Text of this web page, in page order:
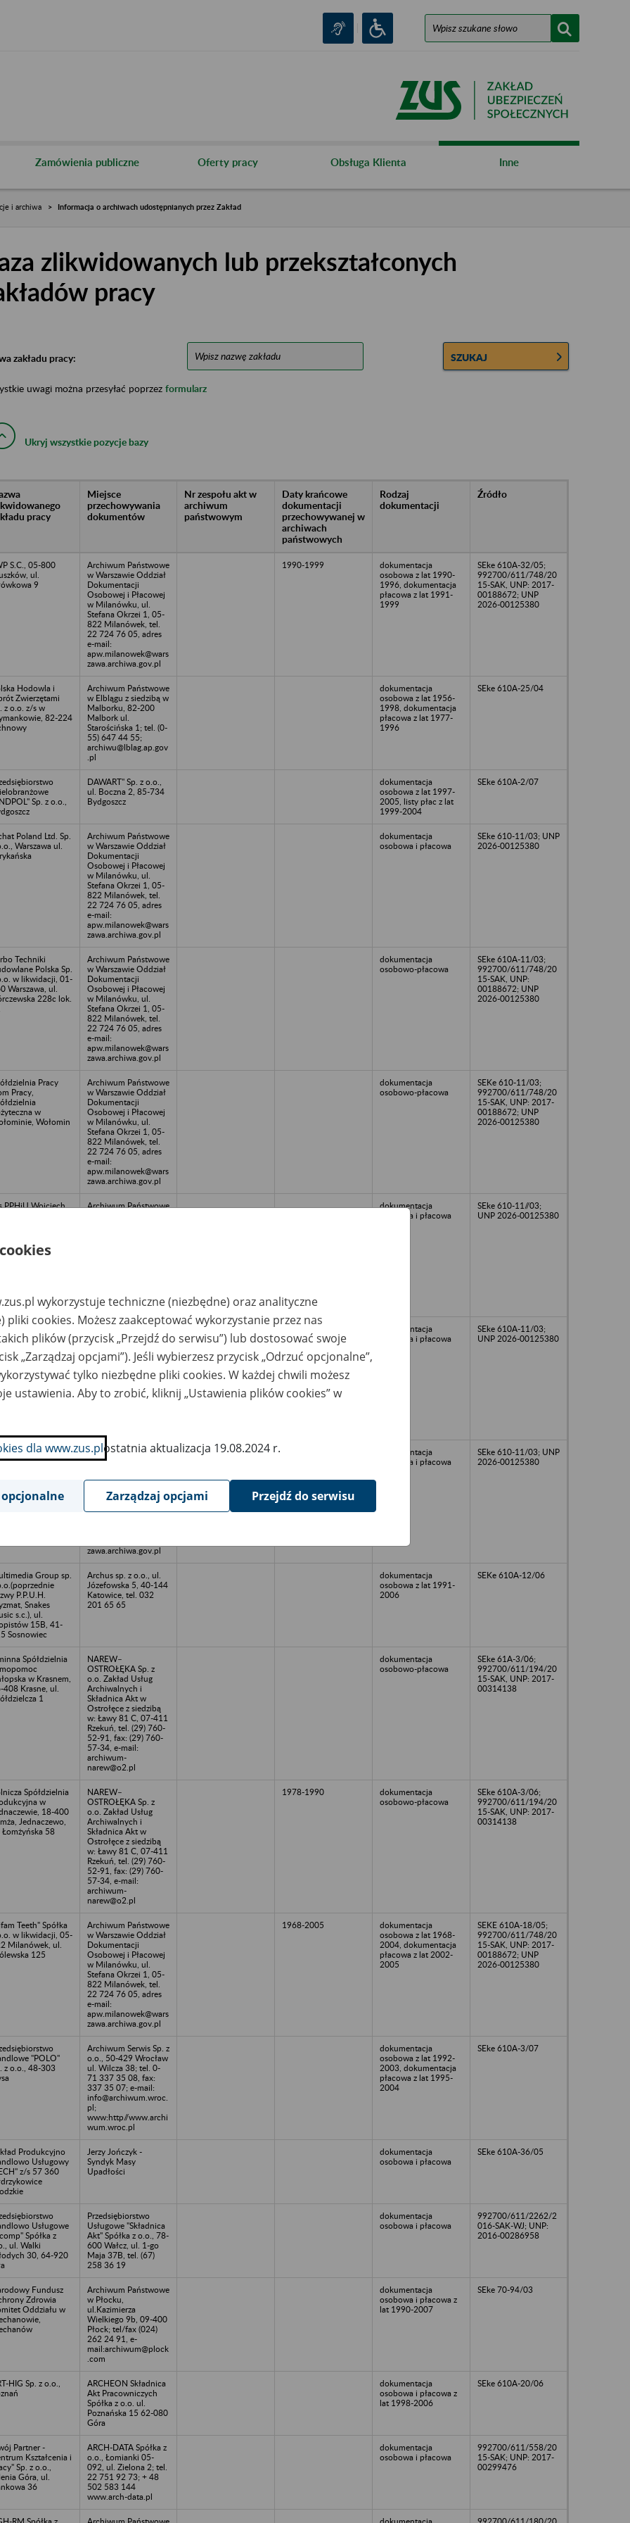
Zamówienia publiczne Oferty pracy Obsługa Klienta Inne
i archiwa Informacja o archiwach udostępnianych przez Zakład
zlikwidowanych lub przekształconych
pracy
zakładu pracy: SZUKAJ
uwagi można przesyłać poprzez formularz
Ukryj wszystkie pozycje bazy
pracy
Miejsce
przechowywania
dokumentów
Nr zespołu akt w
archiwum
państwowym
Daty krańcowe
dokumentacji
przechowywanej w
archiwach
państwowych
Rodzaj
dokumentacji
Źródło
S.C., 05-800
ul.
9
Archiwum Państwowe
w Warszawie Oddział
Dokumentacji
Osobowej i Płacowej
w Milanówku, ul.
Stefana Okrzei 1, 05-
822 Milanówek, tel.
22 724 76 05, adres
e-mail:
apw.milanowek@wars
zawa.archiwa.gov.pl
1990-1999
dokumentacja
osobowa z lat 1990-
1996, dokumentacja
płacowa z lat 1991-
1999
SEke 610A-32/05;
992700/611/748/20
15-SAK, UNP: 2017-
00188672; UNP
2026-00125380
Hodowla i
Zwierzętami
z o.o. z/s w
82-224
Archiwum Państwowe
w Elblągu z siedzibą w
Malborku, 82-200
Malbork ul.
Starościńska 1; tel. (0-
55) 647 44 55;
archiwu@lblag.ap.gov
.pl
dokumentacja
osobowa z lat 1956-
1998, dokumentacja
płacowa z lat 1977-
1996
SEke 610A-25/04
Sp. z o.o.,
DAWART" Sp. z o.o.,
ul. Boczna 2, 85-734
Bydgoszcz
dokumentacja
osobowa z lat 1997-
2005, listy płac z lat
1999-2004
SEke 610A-2/07
Poland Ltd. Sp.
Warszawa ul.
Archiwum Państwowe
w Warszawie Oddział
Dokumentacji
Osobowej i Płacowej
w Milanówku, ul.
Stefana Okrzei 1, 05-
822 Milanówek, tel.
22 724 76 05, adres
e-mail:
apw.milanowek@wars
zawa.archiwa.gov.pl
dokumentacja
osobowa i płacowa
SEke 610-11/03; UNP
2026-00125380
Techniki
Polska Sp.
w likwidacji, 01-
Warszawa, ul.
228c lok.
Archiwum Państwowe
w Warszawie Oddział
Dokumentacji
Osobowej i Płacowej
w Milanówku, ul.
Stefana Okrzei 1, 05-
822 Milanówek, tel.
22 724 76 05, adres
e-mail:
apw.milanowek@wars
zawa.archiwa.gov.pl
dokumentacja
osobowo-płacowa
SEke 610A-11/03;
992700/611/748/20
15-SAK, UNP:
00188672; UNP
2026-00125380
Pracy
Pracy,
w
Wołomin
Archiwum Państwowe
w Warszawie Oddział
Dokumentacji
Osobowej i Płacowej
w Milanówku, ul.
Stefana Okrzei 1, 05-
822 Milanówek, tel.
22 724 76 05, adres
e-mail:
apw.milanowek@wars
zawa.archiwa.gov.pl
dokumentacja
osobowo-płacowa
SEKe 610-11/03;
992700/611/748/20
15-SAK, UNP: 2017-
00188672; UNP
2026-00125380
PPHiU Wojciech
Archiwum Państwowe
zawa.archiwa.gov.pl
dokumentacja
osobowa i płacowa
SEke 610-11//03;
UNP 2026-00125380
Samorządu
SGGW,
ul.
Archiwum Państwowe
w Warszawie Oddział
Dokumentacji
Osobowej i Płacowej
w Milanówku, ul.
Stefana Okrzei 1, 05-
822 Milanówek, tel.
22 724 76 05, adres
dokumentacja
osobowa i płacowa
SEke 610A-11/03;
UNP 2026-00125380
Sp.z o.o.,
ul. Jana
Archiwum Państwowe
w Warszawie Oddział
Osobowej i Płacowej
w Milanówku, ul.
Stefana Okrzei 1, 05-
822 Milanówek, tel.
zawa.archiwa.gov.pl
dokumentacja
osobowa i płacowa
SEke 610-11/03; UNP
2026-00125380
Group sp.
P.P.U.H.
Snakes
s.c.), ul.
15B, 41-
Sosnowiec
Archus sp. z o.o., ul.
Józefowska 5, 40-144
Katowice, tel. 032
201 65 65
dokumentacja
osobowa z lat 1991-
2006
SEKe 610A-12/06
Spółdzielnia
w Krasnem,
408 Krasne, ul.
1
NAREW–
OSTROŁĘKA Sp. z
o.o. Zakład Usług
Archiwalnych i
Składnica Akt w
Ostrołęce z siedzibą
w: Ławy 81 C, 07-411
Rzekuń, tel. (29) 760-
52-91, fax: (29) 760-
57-34, e-mail:
archiwum-
narew@o2.pl
dokumentacja
osobowo-płacowa
SEke 61A-3/06;
992700/611/194/20
15-SAK, UNP: 2017-
00314138
Spółdzielnia
w
18-400
Jednaczewo,
Łomżyńska 58
NAREW–
OSTROŁĘKA Sp. z
o.o. Zakład Usług
Archiwalnych i
Składnica Akt w
Ostrołęce z siedzibą
w: Ławy 81 C, 07-411
Rzekuń, tel. (29) 760-
52-91, fax: (29) 760-
57-34, e-mail:
archiwum-
narew@o2.pl
1978-1990
dokumentacja
osobowo-płacowa
SEke 610A-3/06;
992700/611/194/20
15-SAK, UNP: 2017-
00314138
Teeth" Spółka
w likwidacji, 05-
Milanówek, ul.
125
Archiwum Państwowe
w Warszawie Oddział
Dokumentacji
Osobowej i Płacowej
w Milanówku, ul.
Stefana Okrzei 1, 05-
822 Milanówek, tel.
22 724 76 05, adres
e-mail:
apw.milanowek@wars
zawa.archiwa.gov.pl
1968-2005
dokumentacja
osobowa z lat 1968-
2004, dokumentacja
płacowa z lat 2002-
2005
SEKE 610A-18/05;
992700/611/748/20
15-SAK, UNP: 2017-
00188672; UNP
2026-00125380
"POLO"
z o.o., 48-303
Archiwum Serwis Sp. z
o.o., 50-429 Wrocław
ul. Wilcza 38; tel. 0-
71 337 35 08, fax:
337 35 07; e-mail:
info@archiwum.wroc.
pl;
www:http//www.archi
wum.wroc.pl
dokumentacja
osobowa z lat 1992-
2003, dokumentacja
płacowa z lat 1995-
2004
SEke 610A-3/07
Produkcyjno
Usługowy
z/s 57 360
Jerzy Jończyk -
Syndyk Masy
Upadłości
dokumentacja
osobowa i płacowa
SEke 610A-36/05
Usługowe
Spółka z
ul. Walki
30, 64-920
Przedsiębiorstwo
Usługowe "Składnica
Akt" Spółka z o.o., 78-
600 Wałcz, ul. 1-go
Maja 37B, tel. (67)
258 36 19
dokumentacja
osobowa i płacowa
992700/611/2262/2
016-SAK-WJ; UNP:
2016-00286958
Fundusz
Zdrowia
Oddziału w
Archiwum Państwowe
w Płocku,
ul.Kazimierza
Wielkiego 9b, 09-400
Płock; tel/fax (024)
262 24 91, e-
mail:archiwum@plock
.com
dokumentacja
osobowa i płacowa z
lat 1990-2007
SEke 70-94/03
HIG Sp. z o.o.,
ARCHEON Składnica
Akt Pracowniczych
Spółka z o.o. ul.
Poznańska 15 62-080
Góra
dokumentacja
osobowa i płacowa z
lat 1998-2006
SEke 610A-20/06
Partner -
Kształcenia i
Sp. z o.o.,
Góra, ul.
36
ARCH-DATA Spółka z
o.o., Łomianki 05-
092, ul. Zielona 2; tel.
22 751 92 73; + 48
502 583 144
www.arch-data.pl
dokumentacja
osobowa i płacowa
992700/611/558/20
15-SAK; UNP: 2017-
00299476
wykorzystuje techniczne (niezbędne) oraz analityczne
pliki cookies. Możesz zaakceptować wykorzystanie przez nas
plików (przycisk „Przejdź do serwisu”) lub dostosować swoje
„Zarządzaj opcjami”). Jeśli wybierzesz przycisk „Odrzuć opcjonalne”,
tylko niezbędne pliki cookies. W każdej chwili możesz
ustawienia. Aby to zrobić, kliknij „Ustawienia plików cookies” w
dla www.zus.plostatnia aktualizacja 19.08.2024 r.
Zarządzaj opcjami Przejdź do serwisu